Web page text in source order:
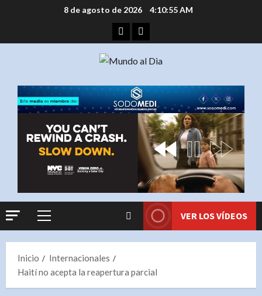
8 de agosto de 2026 4:10:56 AM
FacebookInstagram
Menú
VER LOS VÍDEOS
Inicio
Internacionales
Haití no acepta la reapertura parcial